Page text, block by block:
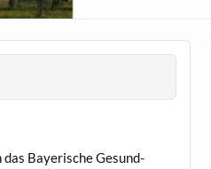
Bay­erische Gesund­